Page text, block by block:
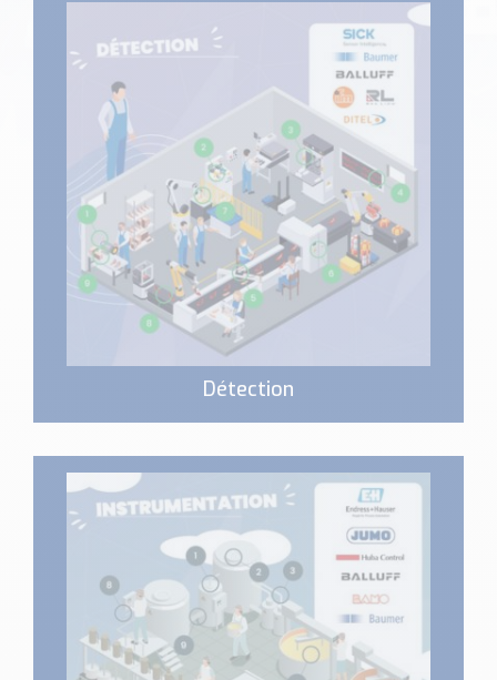
Nos Réalisations
Conseils et Actualités
Catalogue des essentiels pour les brasseries et micro-
Contact & Devis
Devis, Tarifs, Renseignements techniques
Détection